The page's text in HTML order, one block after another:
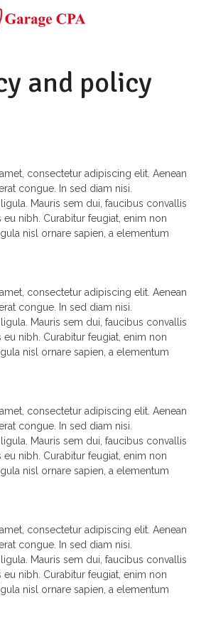
and policy
consectetur adipiscing elit. Aenean
congue. In sed diam nisi.
Mauris sem dui, faucibus convallis
nibh. Curabitur feugiat, enim non
nisl ornare sapien, a elementum
consectetur adipiscing elit. Aenean
congue. In sed diam nisi.
Mauris sem dui, faucibus convallis
nibh. Curabitur feugiat, enim non
nisl ornare sapien, a elementum
consectetur adipiscing elit. Aenean
congue. In sed diam nisi.
Mauris sem dui, faucibus convallis
nibh. Curabitur feugiat, enim non
nisl ornare sapien, a elementum
consectetur adipiscing elit. Aenean
congue. In sed diam nisi.
Mauris sem dui, faucibus convallis
nibh. Curabitur feugiat, enim non
nisl ornare sapien, a elementum